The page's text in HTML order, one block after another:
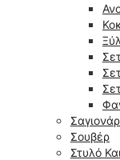
Σουβέρ
Στυλό